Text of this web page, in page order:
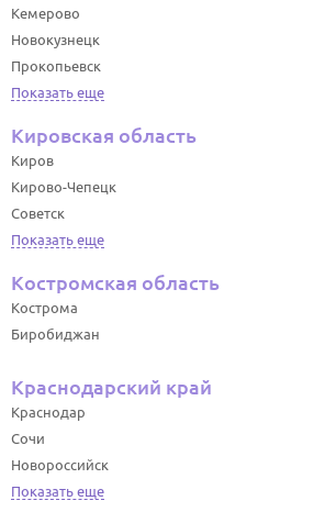
Кемерово
Новокузнецк
Прокопьевск
Показать еще
Кировская область
Киров
Кирово-Чепецк
Советск
Показать еще
Костромская область
Кострома
Биробиджан
Краснодарский край
Краснодар
Сочи
Новороссийск
Показать еще